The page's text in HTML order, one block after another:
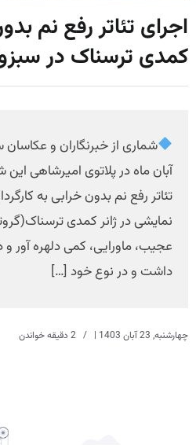
اجرای تئاتر رفع نم
کمدی ترسناک در
آبان ماه در پلاتوی امیرشاهی
تئاتر رفع نم بدون خرابی به
نمایشی در ژانر کمدی
عجیب، ماورایی، کمی دلهره آور
داشت و در نوع خود […]
چهارشنبه, 23 آبان 1403 |